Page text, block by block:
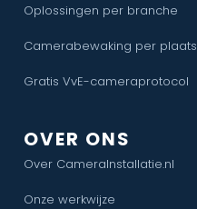
Oplossingen per branche
Camerabewaking per plaats
Gratis VvE-cameraprotocol
OVER ONS
Over CameraInstallatie.nl
Onze werkwijze